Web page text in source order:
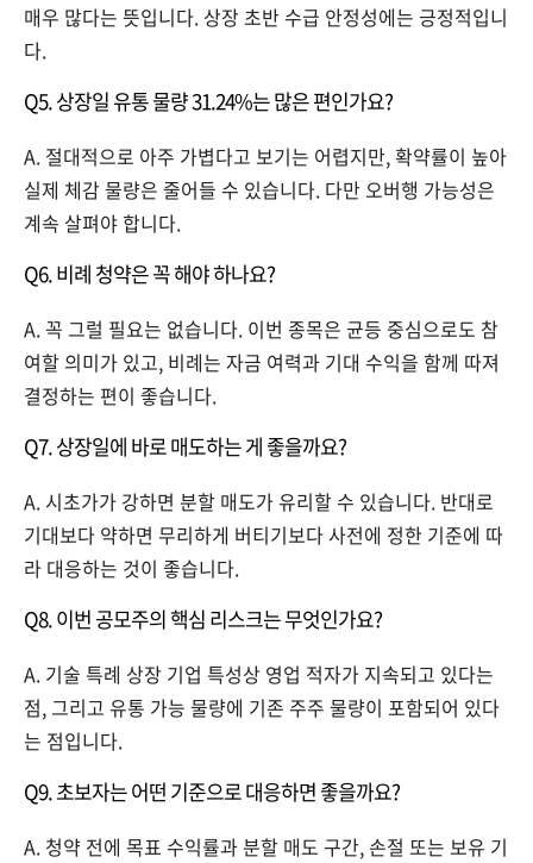
매우 많다는 뜻입니다. 상장 초반 수급 안정성에는 긍정적입니
다.
Q5. 상장일 유통 물량 31.24%는 많은 편인가요?
A. 절대적으로 아주 가볍다고 보기는 어렵지만, 확약률이 높아
실제 체감 물량은 줄어들 수 있습니다. 다만 오버행 가능성은
계속 살펴야 합니다.
Q6. 비례 청약은 꼭 해야 하나요?
A. 꼭 그럴 필요는 없습니다. 이번 종목은 균등 중심으로도 참
여할 의미가 있고, 비례는 자금 여력과 기대 수익을 함께 따져
결정하는 편이 좋습니다.
Q7. 상장일에 바로 매도하는 게 좋을까요?
A. 시초가가 강하면 분할 매도가 유리할 수 있습니다. 반대로
기대보다 약하면 무리하게 버티기보다 사전에 정한 기준에 따
라 대응하는 것이 좋습니다.
Q8. 이번 공모주의 핵심 리스크는 무엇인가요?
A. 기술 특례 상장 기업 특성상 영업 적자가 지속되고 있다는
점, 그리고 유통 가능 물량에 기존 주주 물량이 포함되어 있다
는 점입니다.
Q9. 초보자는 어떤 기준으로 대응하면 좋을까요?
A. 청약 전에 목표 수익률과 분할 매도 구간, 손절 또는 보유 기